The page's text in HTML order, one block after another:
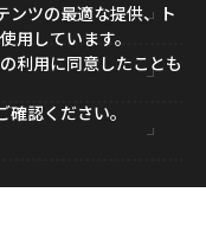
ンツの最適な提供、ト
用しています。
利用に同意したことも
確認ください。